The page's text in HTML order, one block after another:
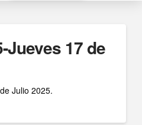
Jueves 17 de
Julio 2025.